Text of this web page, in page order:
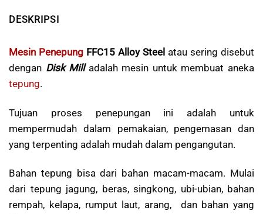
DESKRIPSI
Mesin Penepung FFC15 Alloy Steel atau sering disebut
dengan Disk Milladalah mesin untuk membuat aneka
tepung.
Tujuan proses penepungan ini adalah untuk
mempermudah dalam pemakaian, pengemasan dan
yang terpenting adalah mudah dalam pengangutan.
Bahan tepung bisa dari bahan macam-macam. Mulai
dari tepung jagung, beras, singkong, ubi-ubian, bahan
rempah, kelapa, rumput laut, arang, dan bahan yang